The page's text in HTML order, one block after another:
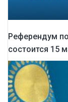
Референдум
состоится 15